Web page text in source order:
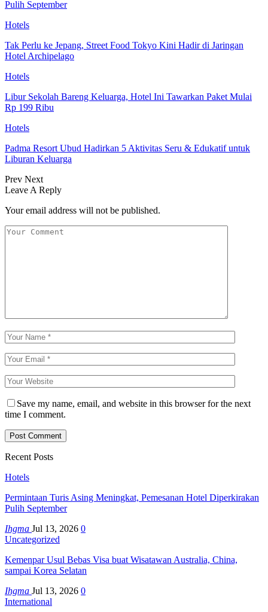
Pulih September
Hotels
Tak Perlu ke Jepang, Street Food Tokyo Kini Hadir di Jaringan
Hotel Archipelago
Hotels
Libur Sekolah Bareng Keluarga, Hotel Ini Tawarkan Paket Mulai
Rp 199 Ribu
Hotels
Padma Resort Ubud Hadirkan 5 Aktivitas Seru & Edukatif untuk
Liburan Keluarga
Prev Next
Leave A Reply
Your email address will not be published.
Save my name, email, and website in this browser for the next
time I comment.
Recent Posts
Hotels
Permintaan Turis Asing Meningkat, Pemesanan Hotel Diperkirakan
Pulih September
Ihgma Jul 13, 2026 0
Uncategorized
Kemenpar Usul Bebas Visa buat Wisatawan Australia, China,
sampai Korea Selatan
Ihgma Jul 13, 2026 0
International